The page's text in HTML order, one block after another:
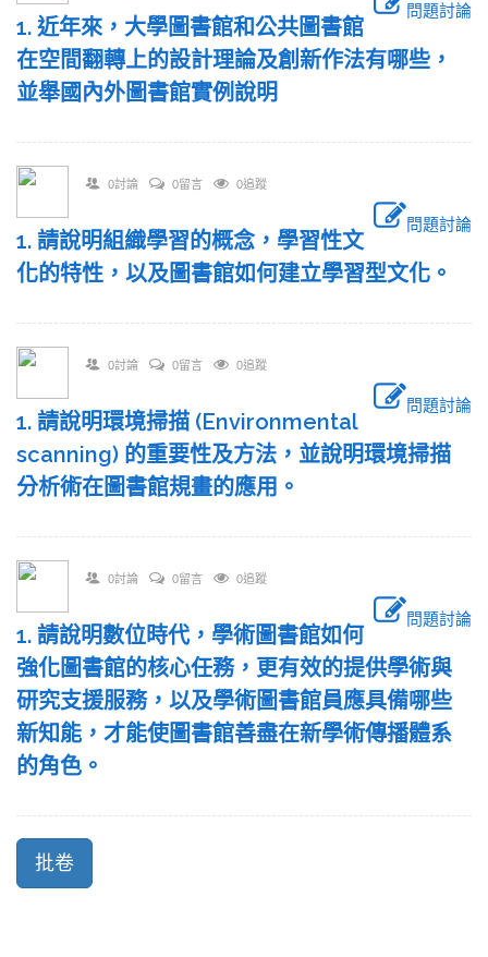
問題討論
1. 近年來，大學圖書館和公共圖書館
在空間翻轉上的設計理論及創新作法有哪些，
並舉國內外圖書館實例說明
0討論 0留言 0追蹤
問題討論
1. 請說明組織學習的概念，學習性文
化的特性，以及圖書館如何建立學習型文化。
0討論 0留言 0追蹤
問題討論
1. 請說明環境掃描 (Environmental
scanning) 的重要性及方法，並說明環境掃描
分析術在圖書館規畫的應用。
0討論 0留言 0追蹤
問題討論
1. 請說明數位時代，學術圖書館如何
強化圖書館的核心任務，更有效的提供學術與
研究支援服務，以及學術圖書館員應具備哪些
新知能，才能使圖書館善盡在新學術傳播體系
的角色。